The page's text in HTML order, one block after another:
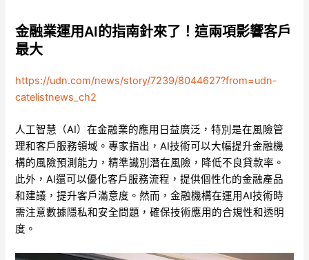
金融業運用AI的指南針來了！這兩項影響客戶
最大
https://udn.com/news/story/7239/8044627?from=udn-
catelistnews_ch2
人工智慧（AI）在金融業的應用日益廣泛，特別是在風險管
理和客戶服務領域。專家指出，AI技術可以大幅提升金融機
構的風險預測能力，精準識別潛在風險，降低不良貸款率。
此外，AI還可以優化客戶服務流程，提供個性化的金融產品
和建議，提升客戶滿意度。然而，金融機構在運用AI技術時
需注意數據隱私和安全問題，確保技術應用的合規性和透明
度。